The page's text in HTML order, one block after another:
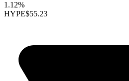
1.12%
HYPE$55.23